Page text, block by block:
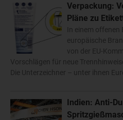
Verpackung:
Pläne zu
In einem
europäische
von der EU-
Vorschlägen für neue
Die Unterzeichner – unter ihnen
Indien: Anti-